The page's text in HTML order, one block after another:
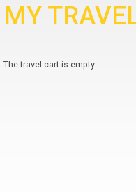
MY
The travel cart is empty